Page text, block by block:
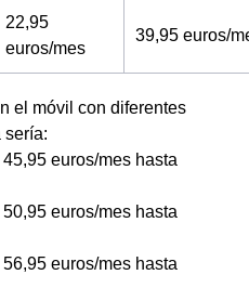
22,95
euros/mes
39,95 euros/
el móvil con diferentes
sería:
euros/mes hasta
euros/mes hasta
euros/mes hasta